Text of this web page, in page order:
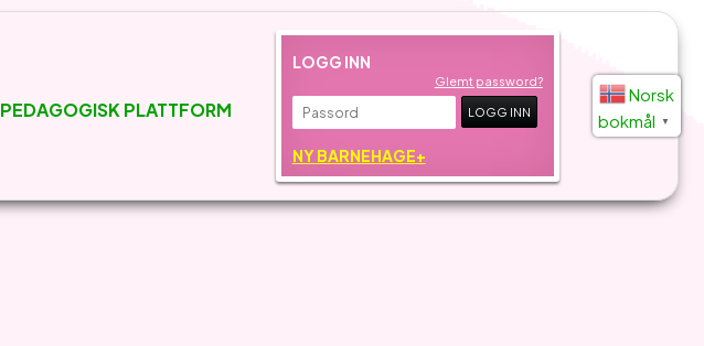
PEDAGOGISK PLATTFORM
LOGG INN
Glemt password?
NY BARNEHAGE+
Norsk
bokmål
▼